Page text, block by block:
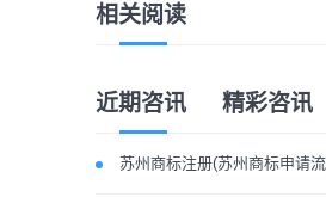
相关阅读
近期咨讯 精彩咨讯
苏州商标注册(苏州商标申请流